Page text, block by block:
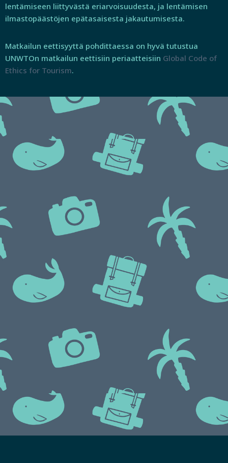
lentämiseen liittyvästä eriarvoisuudesta, ja lentämisen
ilmastopäästöjen epätasaisesta jakautumisesta.
Matkailun eettisyyttä pohdittaessa on hyvä tutustua
UNWTOn matkailun eettisiin periaatteisiin Global Code of
Ethics for Tourism.